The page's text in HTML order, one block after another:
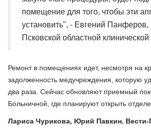
помещение для того, чтобы эти
установить", - Евгений Панферов,
Псковской областной
Ремонт в помещениях идет, несмотря на
задолженность медучреждения, которую
два раза. Сейчас обновляют приемный
Больничной, где планируют открыть
Лариса Чурикова, Юрий Павкин. Вести-